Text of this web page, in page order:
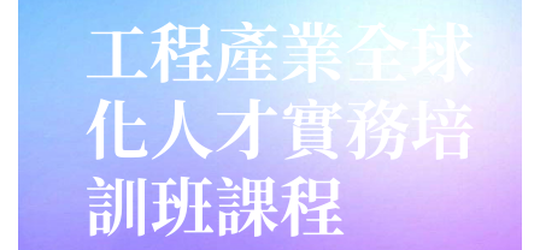
工程產業全球
化人才實務培
訓班課程